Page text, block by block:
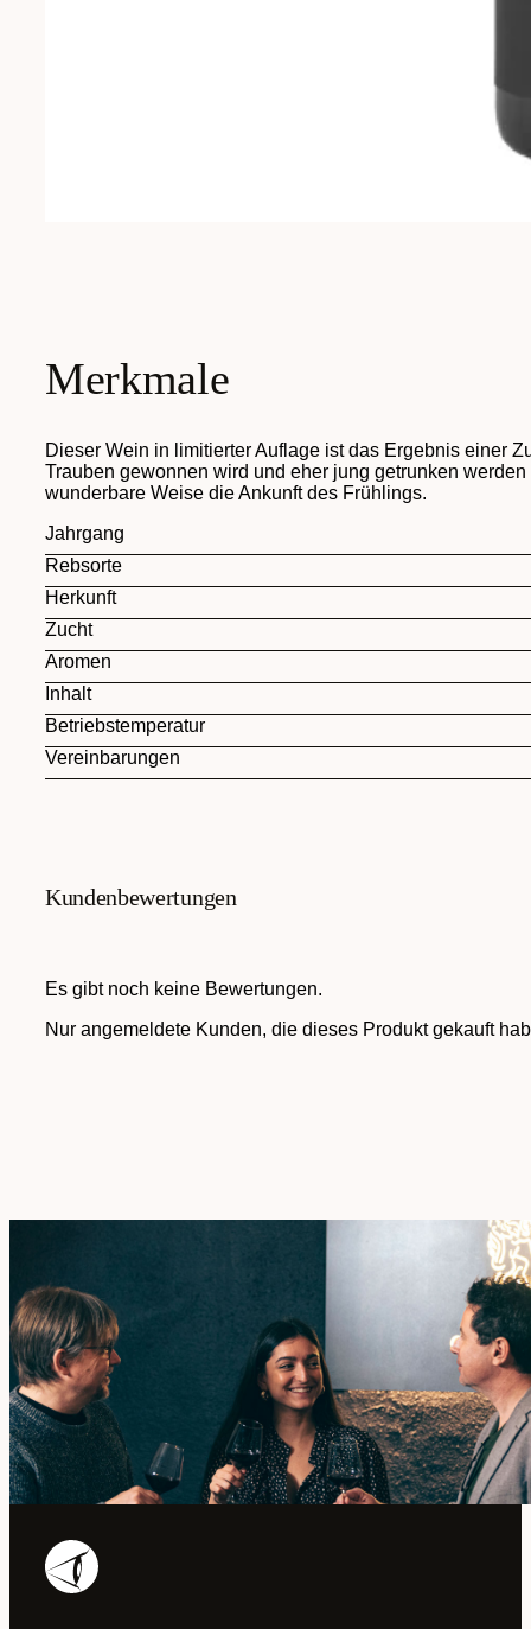
Merkmale
Dieser Wein in limitierter Auflage ist das Ergebnis einer
Trauben gewonnen wird und eher jung getrunken
wunderbare Weise die Ankunft des Frühlings.
Jahrgang
Rebsorte
Herkunft
Zucht
Aromen
Inhalt
Betriebstemperatur
Vereinbarungen
Kundenbewertungen
Es gibt noch keine Bewertungen.
Nur angemeldete Kunden, die dieses Produkt gekauft